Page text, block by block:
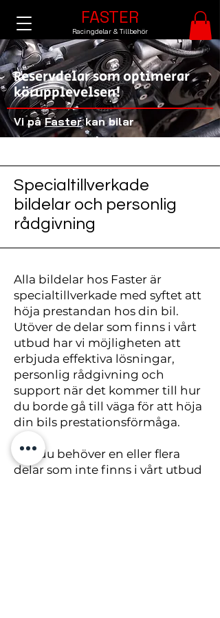
FASTER
Racingdelar & Tillbehör
Reservdelar som optimerar
körupplevelsen!
Vi påFasterkan bilar
Specialtillverkade
bildelar och personlig
rådgivning
Alla bildelar hos Faster är
specialtillverkade med syftet att
höja prestandan hos din bil.
Utöver de delar som finns i vårt
utbud har vi möjligheten att
erbjuda effektiva lösningar,
personlig rådgivning och
support när det kommer till hur
du borde gå till väga för att höja
din bils prestationsförmåga.
Om du behöver en eller flera
delar som inte finns i vårt utbud